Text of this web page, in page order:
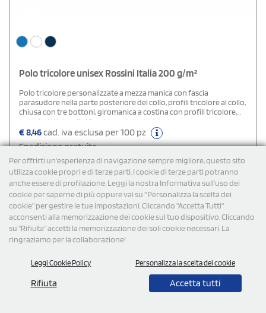
Per offrirti un'esperienza di navigazione sempre migliore, questo sito
utilizza cookie propri e di terze parti. I cookie di terze parti potranno
anche essere di profilazione. Leggi la nostra Informativa sull’uso dei
cookie per saperne di più oppure vai su “Personalizza la scelta dei
cookie” per gestire le tue impostazioni. Cliccando "Accetta Tutti"
acconsenti alla memorizzazione dei cookie sul tuo dispositivo. Cliccando
su "Rifiuta" accetti la memorizzazione dei soli cookie necessari. La
ringraziamo per la collaborazione!
Leggi Cookie Policy Personalizza la scelta dei cookie
Rifiuta Accetta tutti
Polo tricolore unisex Rossini Italia 200 g/m²
Polo tricolore personalizzate a mezza manica con fascia
parasudore nella parte posteriore del collo, profili tricolore al collo,
chiusa con tre bottoni, giromanica a costina con profili tricolore,
spacchetti laterali al fondo con inserto tricolore.
€8,46cad. iva esclusa per 100 pz
Spedizione gratuita
Cod: PW440